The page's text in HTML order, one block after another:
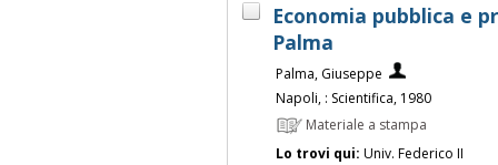
Economia pubblica e
Palma
Palma, Giuseppe
Napoli, : Scientifica, 1980
Materiale a stampa
Lo trovi qui: Univ. Federico II